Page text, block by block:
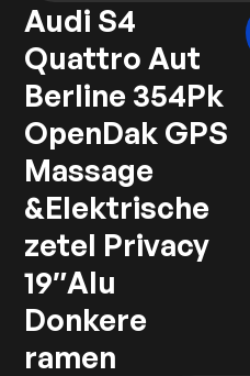
Audi S4
Quattro Aut
Berline 354Pk
OpenDak GPS
Massage
&Elektrische
zetel Privacy
19″Alu
Donkere
ramen